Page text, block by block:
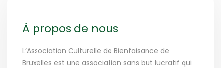
À propos de nous
L’Association Culturelle de Bienfaisance de
Bruxelles est une association sans but lucratif qui